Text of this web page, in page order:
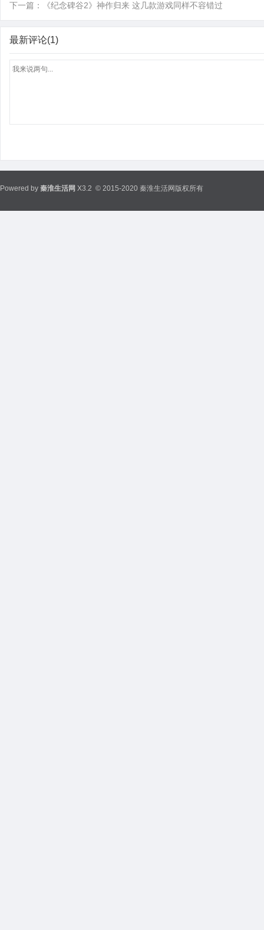
下一篇： 《纪念碑谷2》神作归来 这几款游戏同样不容错过
最新评论(1)
Powered by 秦淮生活网 X3.2 © 2015-2020 秦淮生活网版权所有